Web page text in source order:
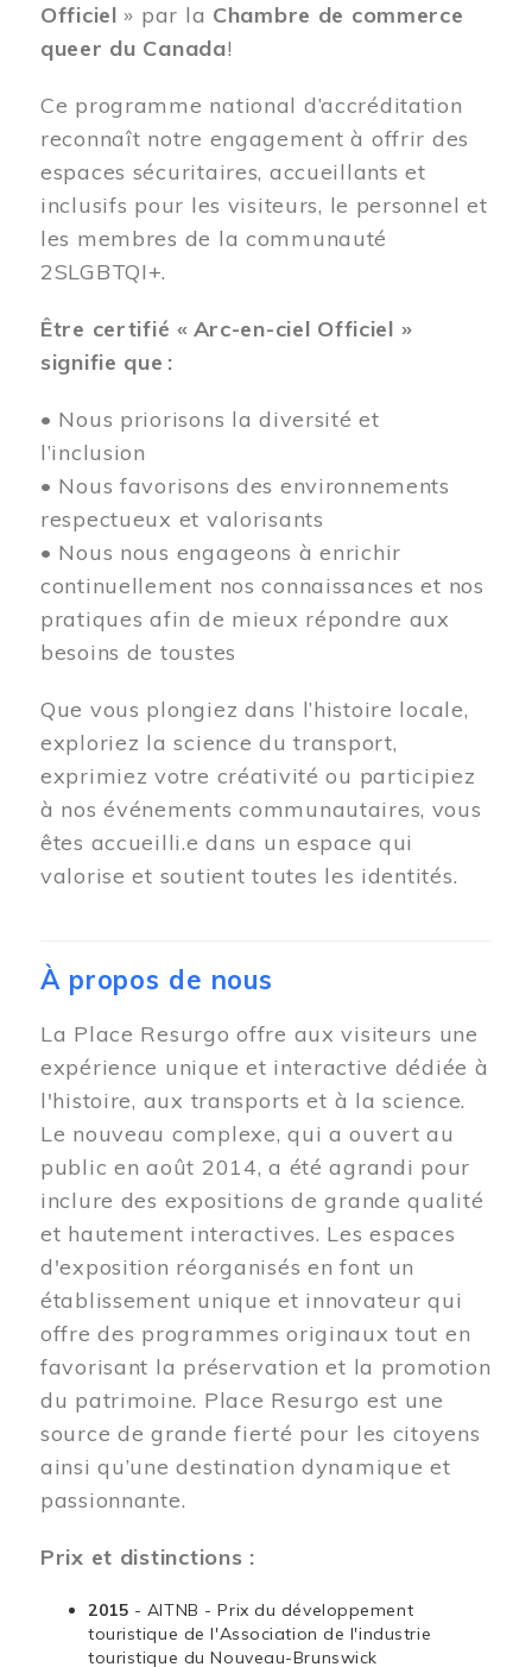
Officiel » par la Chambre de commerce
queer du Canada!
Ce programme national d’accréditation
reconnaît notre engagement à offrir des
espaces sécuritaires, accueillants et
inclusifs pour les visiteurs, le personnel et
les membres de la communauté
2SLGBTQI+.
Être certifié « Arc-en-ciel Officiel »
signifie que :
• Nous priorisons la diversité et
l’inclusion
• Nous favorisons des environnements
respectueux et valorisants
• Nous nous engageons à enrichir
continuellement nos connaissances et nos
pratiques afin de mieux répondre aux
besoins de toustes
Que vous plongiez dans l’histoire locale,
exploriez la science du transport,
exprimiez votre créativité ou participiez
à nos événements communautaires, vous
êtes accueilli.e dans un espace qui
valorise et soutient toutes les identités.
À propos de nous
La Place Resurgo offre aux visiteurs une
expérience unique et interactive dédiée à
l'histoire, aux transports et à la science.
Le nouveau complexe, qui a ouvert au
public en août 2014, a été agrandi pour
inclure des expositions de grande qualité
et hautement interactives. Les espaces
d'exposition réorganisés en font un
établissement unique et innovateur qui
offre des programmes originaux tout en
favorisant la préservation et la promotion
du patrimoine. Place Resurgo est une
source de grande fierté pour les citoyens
ainsi qu’une destination dynamique et
passionnante.
Prix et distinctions :
2015 - AITNB - Prix du développement
touristique de l'Association de l'industrie
touristique du Nouveau-Brunswick